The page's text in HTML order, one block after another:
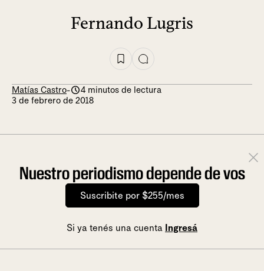
Fernando Lugris
Matías Castro-
4 minutos de lectura
3 de febrero de 2018
Nuestro periodismo depende de vos
Suscribite por $255/mes
Si ya tenés una cuenta Ingresá